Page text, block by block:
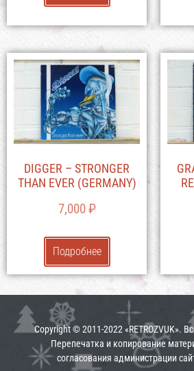
DIGGER – STRONGER
THAN EVER (GERMANY)
7,000₽
Подробнее
Copyright © 2011-2022 «RETROZVUK».
Перепечатка и копирование
согласования администрации